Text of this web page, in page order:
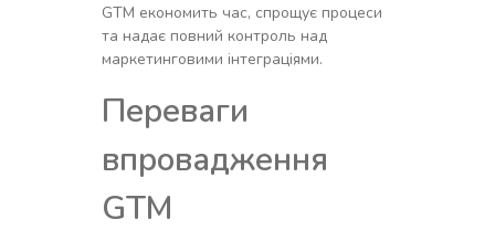
GTM економить час, спрощує процеси
та надає повний контроль над
маркетинговими інтеграціями.
Переваги
впровадження
GTM